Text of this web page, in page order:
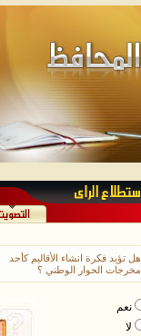
هل تؤيد فكرة انشاء الأقاليم كأحد
مخرجات الحوار الوطني ؟
نعم
لا